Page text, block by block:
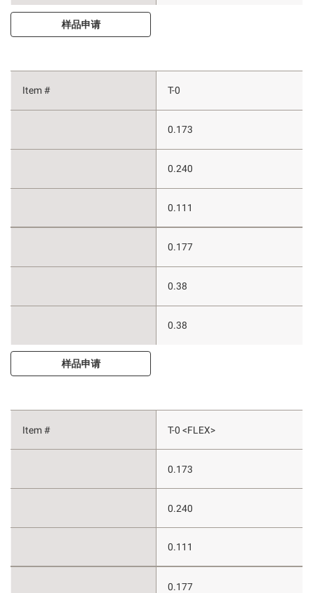
样品申请
T-0
0.173
0.240
0.111
0.177
0.38
0.38
样品申请
T-0 <FLEX>
0.173
0.240
0.111
0.177